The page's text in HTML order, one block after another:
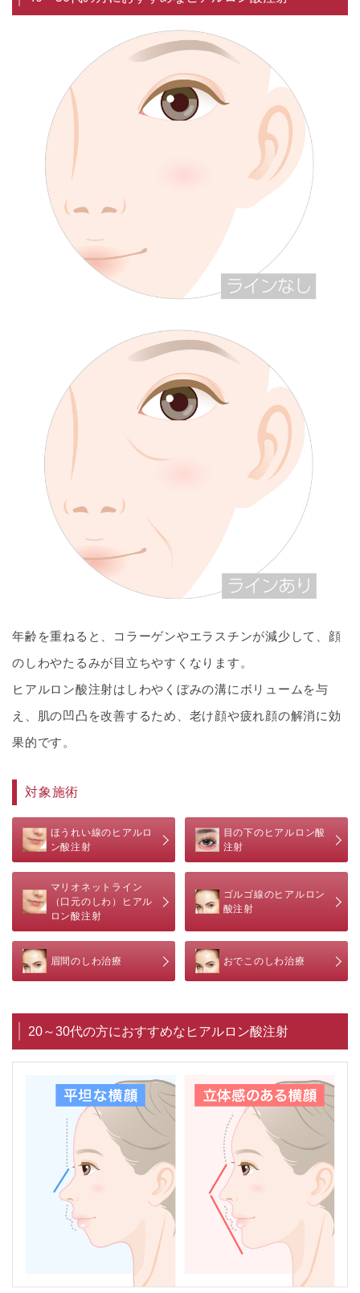
年齢を重ねると、コラーゲンやエラスチンが減少して、顔
のしわやたるみが目立ちやすくなります。
ヒアルロン酸注射はしわやくぼみの溝にボリュームを与
え、肌の凹凸を改善するため、老け顔や疲れ顔の解消に効
果的です。
対象施術
ほうれい線のヒアルロ
ン酸注射
目の下のヒアルロン酸
注射
マリオネットライン
（口元のしわ）ヒアル
ロン酸注射
ゴルゴ線のヒアルロン
酸注射
眉間のしわ治療 おでこのしわ治療
20～30代の方におすすめなヒアルロン酸注射